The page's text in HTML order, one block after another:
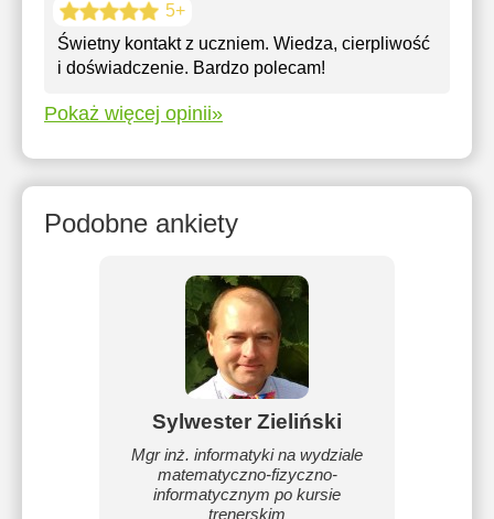
5+
Świetny kontakt z uczniem. Wiedza, cierpliwość
i doświadczenie. Bardzo polecam!
Pokaż więcej opinii»
Podobne ankiety
Sylwester Zieliński
Mgr inż. informatyki na wydziale
matematyczno-fizyczno-
informatycznym po kursie
trenerskim